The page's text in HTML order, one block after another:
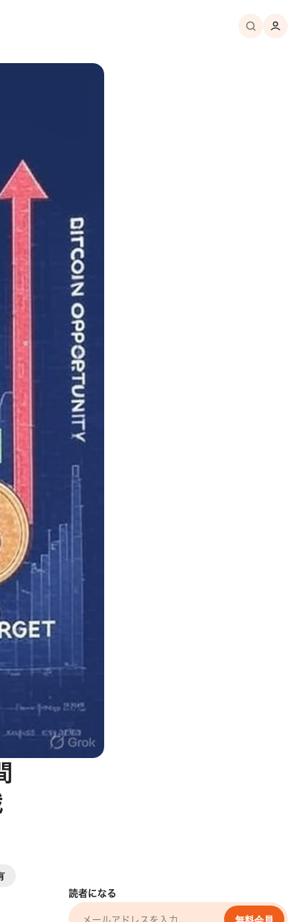
読者になる
無料会員